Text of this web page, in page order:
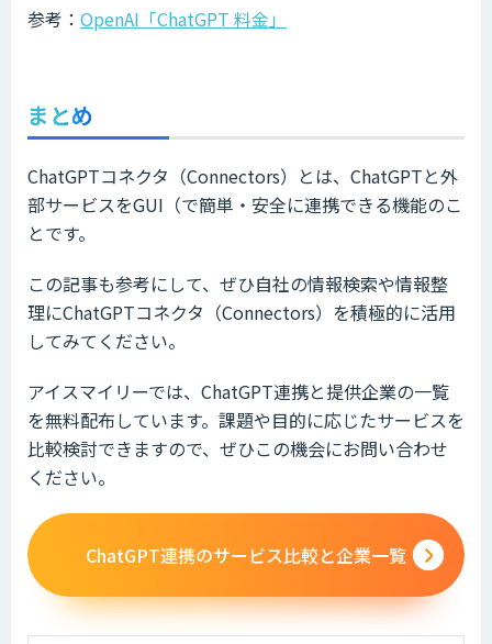
参考： OpenAI「ChatGPT 料金」
まとめ
ChatGPTコネクタ（Connectors）とは、ChatGPTと外
部サービスをGUI（で簡単・安全に連携できる機能のこ
とです。
この記事も参考にして、ぜひ自社の情報検索や情報整
理にChatGPTコネクタ（Connectors）を積極的に活用
してみてください。
アイスマイリーでは、ChatGPT連携と提供企業の一覧
を無料配布しています。課題や目的に応じたサービスを
比較検討できますので、ぜひこの機会にお問い合わせ
ください。
ChatGPT連携のサービス比較と企業一覧